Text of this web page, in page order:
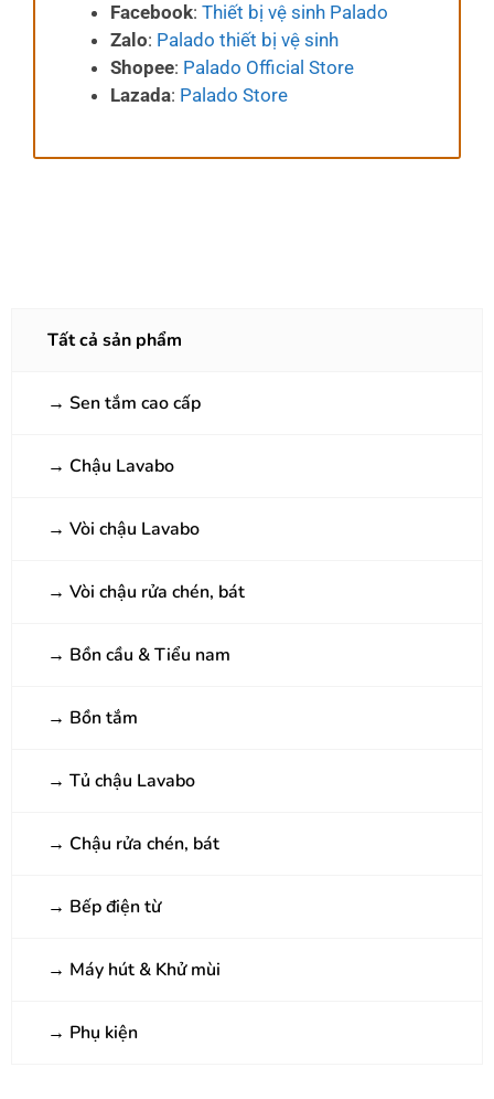
Facebook: Thiết bị vệ sinh Palado
Zalo: Palado thiết bị vệ sinh
Shopee: Palado Official Store
Lazada: Palado Store
Tất cả sản phẩm
→ Sen tắm cao cấp
→ Chậu Lavabo
→ Vòi chậu Lavabo
→ Vòi chậu rửa chén, bát
→ Bồn cầu & Tiểu nam
→ Bồn tắm
→ Tủ chậu Lavabo
→ Chậu rửa chén, bát
→ Bếp điện từ
→ Máy hút & Khử mùi
→ Phụ kiện